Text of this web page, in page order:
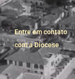
Entre em contato
com a Diocese